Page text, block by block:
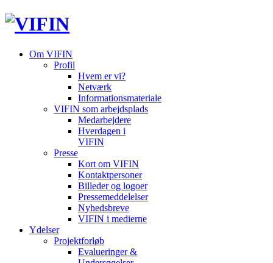
Om VIFIN
Profil
Hvem er vi?
Netværk
Informationsmateriale
VIFIN som arbejdsplads
Medarbejdere
Hverdagen i
VIFIN
Presse
Kort om VIFIN
Kontaktpersoner
Billeder og logoer
Pressemeddelelser
Nyhedsbreve
VIFIN i medierne
Ydelser
Projektforløb
Evalueringer &